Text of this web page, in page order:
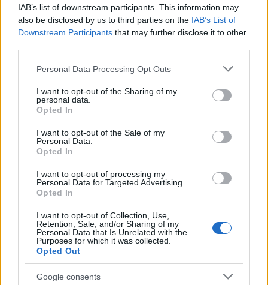
IAB’s list of downstream participants. This information may
also be disclosed by us to third parties on the IAB’s List of
Downstream Participants that may further disclose it to other
Please note that this website/app uses one or more Google
not limited to your visit or usage behaviour. You may click to
grant or deny consent to Google and its third-party tags to
use your data for below specified purposes in below Google
consent section.
Personal Data Processing Opt Outs
I want to opt-out of the Sharing of my
personal data.
Opted In
I want to opt-out of the Sale of my
Personal Data.
Opted In
I want to opt-out of processing my
Personal Data for Targeted Advertising.
Opted In
I want to opt-out of Collection, Use,
Retention, Sale, and/or Sharing of my
Personal Data that Is Unrelated with the
Purposes for which it was collected.
Opted Out
Google consents
Ricevi le nostre ultime news
Condividi l'articolo
F
a
ce
b
o
o
k
T
w
it
te
r
n
re
st
h
at
s
A
p
h
re
Prossimo articolo
NOTIZIE RECENTI